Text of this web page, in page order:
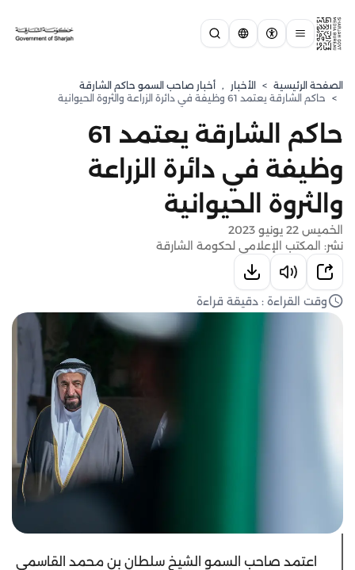
الصفحة الرئيسية > الأخبار , أخبار صاحب السمو حاكم الشارقة
> حاكم الشارقة يعتمد 61 وظيفة في دائرة الزراعة والثروة الحيوانية
حاكم الشارقة يعتمد 61
وظيفة في دائرة الزراعة
والثروة الحيوانية
الخميس 22 يونيو 2023
نشر: المكتب الإعلامي لحكومة الشارقة
وقت القراءة : دقيقة قراءة
اعتمد صاحب السمو الشيخ سلطان بن محمد القاسمي